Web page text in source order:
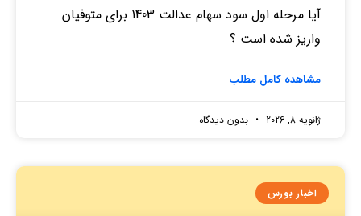
آیا مرحله اول سود سهام عدالت 1403 برای متوفیان
واریز شده است ؟
مشاهده کامل مطلب
ژانویه 8, 2026 بدون دیدگاه
اخبار بورس